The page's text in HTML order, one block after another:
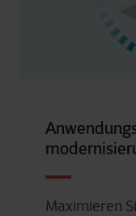
Maximieren